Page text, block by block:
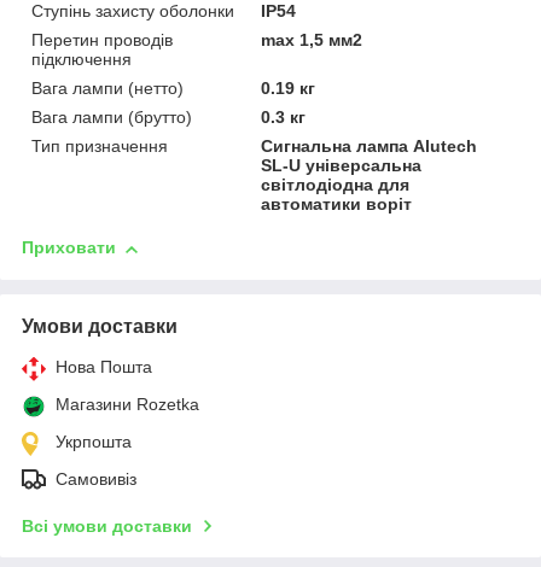
Ступінь захисту оболонки
IP54
Перетин проводів
підключення
max 1,5 мм2
Вага лампи (нетто)
0.19 кг
Вага лампи (брутто)
0.3 кг
Тип призначення
Сигнальна лампа Alutech
SL-U універсальна
світлодіодна для
автоматики воріт
Приховати
Умови доставки
Нова Пошта
Магазини Rozetka
Укрпошта
Самовивіз
Всі умови доставки